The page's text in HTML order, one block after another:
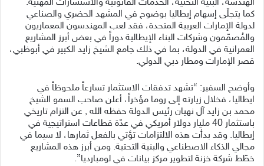
الهندسة، البنية التحتية، الخدمات القانونية والاستشارات المهنية.
كما يتجلّى إسهام إيطاليا بوضوح في المشهد الحضري والصناعي
لدولة الإمارات العربية المتحدة، فقد لعب المهندسون المعماريون
والمُصمّمون وشركات البناء الإيطالية دوراً في بعض أبرز المشاريع
العمرانية في الدولة، بما في ذلك جامع الشيخ زايد الكبير في أبوظبي،
قصر الإمارات ومطار دبي الدولي.
وأوضح السفير: “تشهد تدفقات الاستثمار تسارعاً ملحوظاً في
ايطاليا، فخلال زيارته إلى روما مؤخراً، أعلن صاحب السمو الشيخ
محمد بن زايد آل نهيان رئيس الدولة حفظه الله , عن التزام تاريخي
باستثمار 40 مليار دولار أمريكي في عدّة قطاعات استراتيجية في
إيطاليا. وقد بدأت هذه الالتزامات تؤتي بالفعل ثمارها، لا سيما في
مجالي الذكاء الاصطناعي والبنية التحتية. ومن أبرز هذه المشاريع
خطّط شركة خزنة لتطوير مركز بيانات في لومبارديا”.